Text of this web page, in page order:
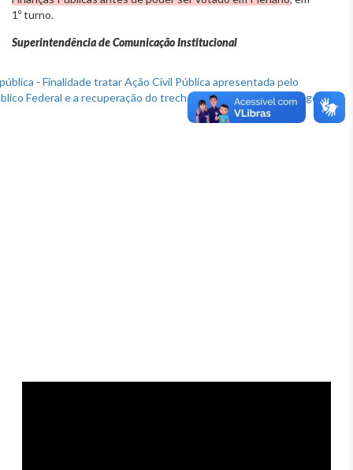
1º turno.
Superintendência de Comunicação Institucional